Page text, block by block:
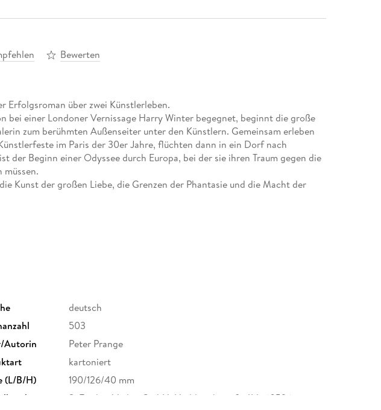
Bewerten
Erfolgsroman über zwei Künstlerleben.
bei einer Londoner Vernissage Harry Winter begegnet, beginnt die große
zum berühmten Außenseiter unter den Künstlern. Gemeinsam erleben
im Paris der 30er Jahre, flüchten dann in ein Dorf nach
der Beginn einer Odyssee durch Europa, bei der sie ihren Traum gegen die
müssen.
Kunst der großen Liebe, die Grenzen der Phantasie und die Macht der
deutsch
503
Autorin
Peter Prange
kartoniert
(L/B/H)
190/126/40 mm
S. Fischer Verlag GmbH, Hedderichstraße 114, 60596